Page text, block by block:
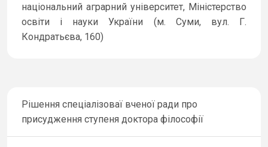
національний аграрний університет, Міністерство
освіти і науки України (м. Суми, вул. Г.
Кондратьєва, 160)
Рішення спеціалізоваї вченої ради про
присудження ступеня доктора філософії